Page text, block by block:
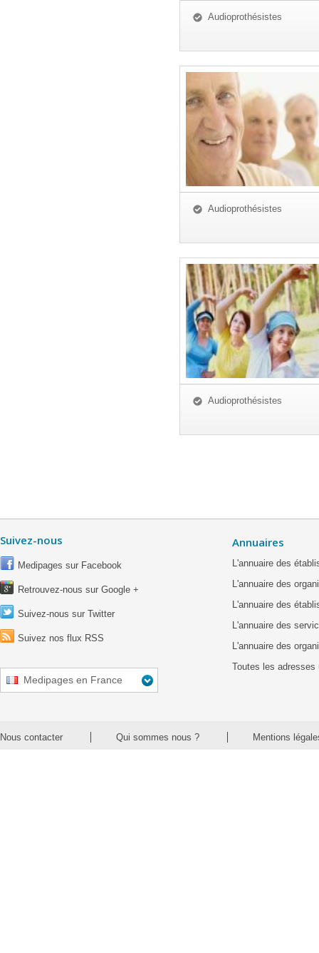
Audioprothésistes
Audioprothésistes
Audioprothésistes
Suivez-nous
Medipages sur Facebook
Retrouvez-nous sur Google +
Suivez-nous sur Twitter
Suivez nos flux RSS
Medipages en France
Annuaires
L'annuaire des
L'annuaire des
L'annuaire des
L'annuaire des
L'annuaire des
Toutes les adresses
Nous contacter Qui sommes nous ? Mentions